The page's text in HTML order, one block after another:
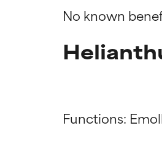
No known
Functions: